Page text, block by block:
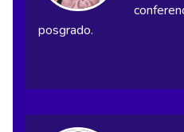
posgrado.